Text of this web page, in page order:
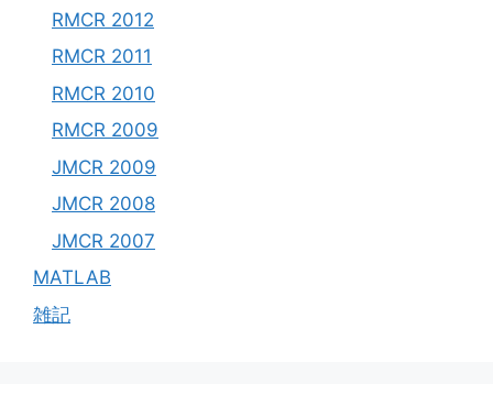
RMCR 2012
RMCR 2011
RMCR 2010
RMCR 2009
JMCR 2009
JMCR 2008
JMCR 2007
MATLAB
雑記